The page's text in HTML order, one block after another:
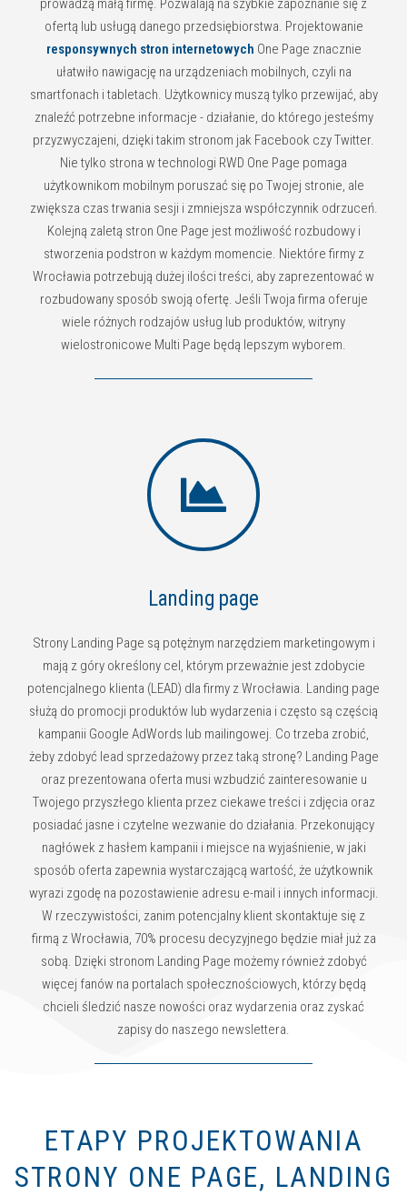
prowadzą małą firmę. Pozwalają na szybkie zapoznanie się z
ofertą lub usługą danego przedsiębiorstwa. Projektowanie
responsywnych stron internetowych One Page znacznie
ułatwiło nawigację na urządzeniach mobilnych, czyli na
smartfonach i tabletach. Użytkownicy muszą tylko przewijać, aby
znaleźć potrzebne informacje - działanie, do którego jesteśmy
przyzwyczajeni, dzięki takim stronom jak Facebook czy Twitter.
Nie tylko strona w technologi RWD One Page pomaga
użytkownikom mobilnym poruszać się po Twojej stronie, ale
zwiększa czas trwania sesji i zmniejsza współczynnik odrzuceń.
Kolejną zaletą stron One Page jest możliwość rozbudowy i
stworzenia podstron w każdym momencie. Niektóre firmy z
Wrocławia potrzebują dużej ilości treści, aby zaprezentować w
rozbudowany sposób swoją ofertę. Jeśli Twoja firma oferuje
wiele różnych rodzajów usług lub produktów, witryny
wielostronicowe Multi Page będą lepszym wyborem.
Landing page
Strony Landing Page są potężnym narzędziem marketingowym i
mają z góry określony cel, którym przeważnie jest zdobycie
potencjalnego klienta (LEAD) dla firmy z Wrocławia. Landing page
służą do promocji produktów lub wydarzenia i często są częścią
kampanii Google AdWords lub mailingowej. Co trzeba zrobić,
żeby zdobyć lead sprzedażowy przez taką stronę? Landing Page
oraz prezentowana oferta musi wzbudzić zainteresowanie u
Twojego przyszłego klienta przez ciekawe treści i zdjęcia oraz
posiadać jasne i czytelne wezwanie do działania. Przekonujący
nagłówek z hasłem kampanii i miejsce na wyjaśnienie, w jaki
sposób oferta zapewnia wystarczającą wartość, że użytkownik
wyrazi zgodę na pozostawienie adresu e-mail i innych informacji.
W rzeczywistości, zanim potencjalny klient skontaktuje się z
firmą z Wrocławia, 70% procesu decyzyjnego będzie miał już za
sobą. Dzięki stronom Landing Page możemy również zdobyć
więcej fanów na portalach społecznościowych, którzy będą
chcieli śledzić nasze nowości oraz wydarzenia oraz zyskać
zapisy do naszego newslettera.
ETAPY PROJEKTOWANIA
STRONY ONE PAGE, LANDING